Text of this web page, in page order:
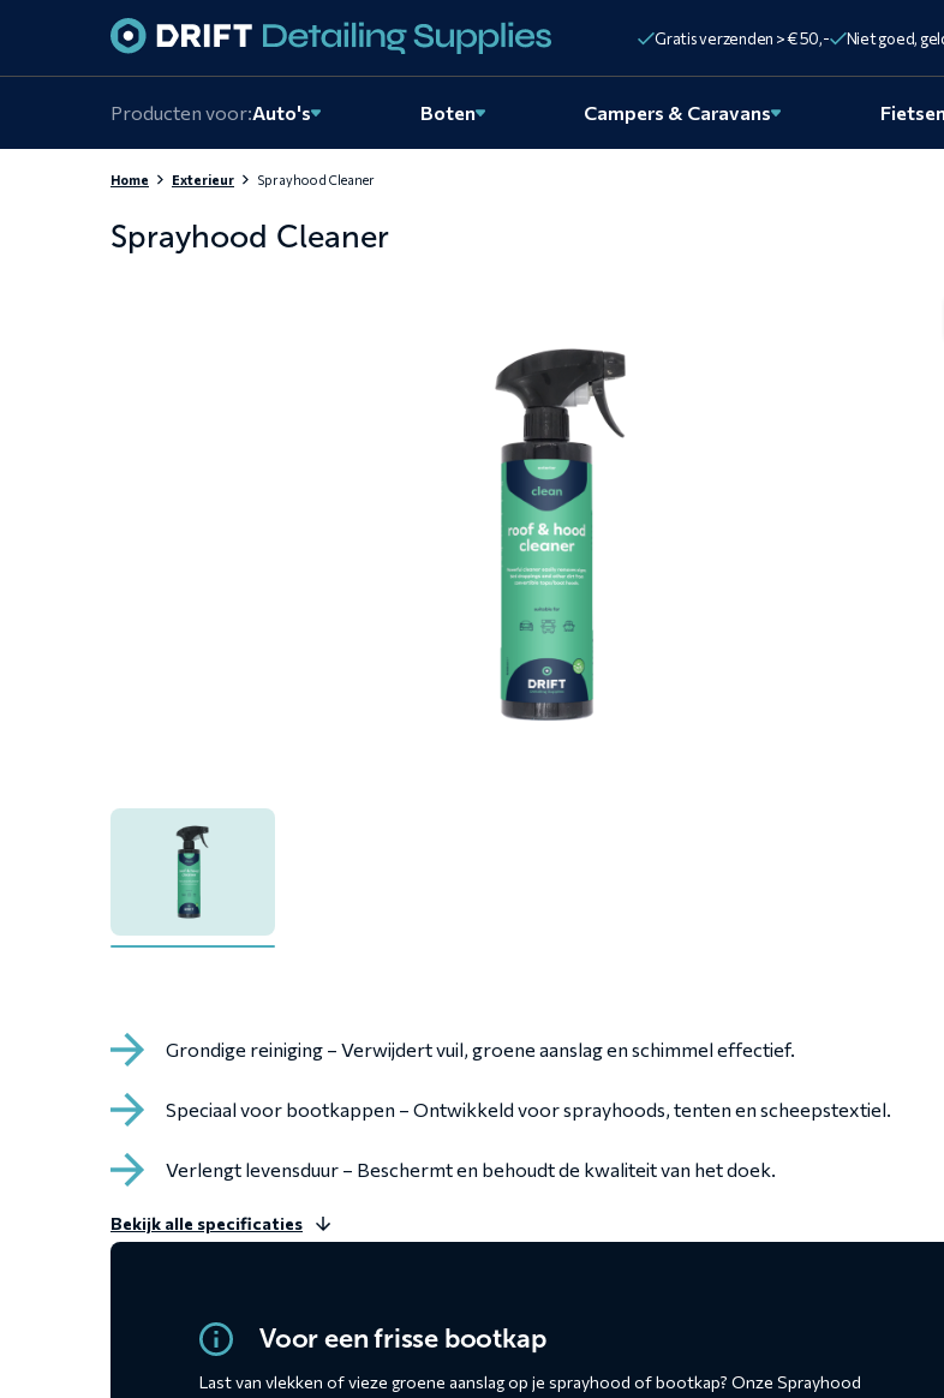
Gratis verzenden > € 50,- Niet goed,
Producten voor:Auto's Boten Campers & Caravans Fietsen
Home Exterieur Sprayhood Cleaner
Sprayhood Cleaner
Grondige reiniging – Verwijdert vuil, groene aanslag en schimmel effectief.
Speciaal voor bootkappen – Ontwikkeld voor sprayhoods, tenten en scheepstextiel.
Verlengt levensduur – Beschermt en behoudt de kwaliteit van het doek.
Bekijk alle specificaties
Voor een frisse bootkap
Last van vlekken of vieze groene aanslag op je sprayhood of bootkap? Onze Sprayhood